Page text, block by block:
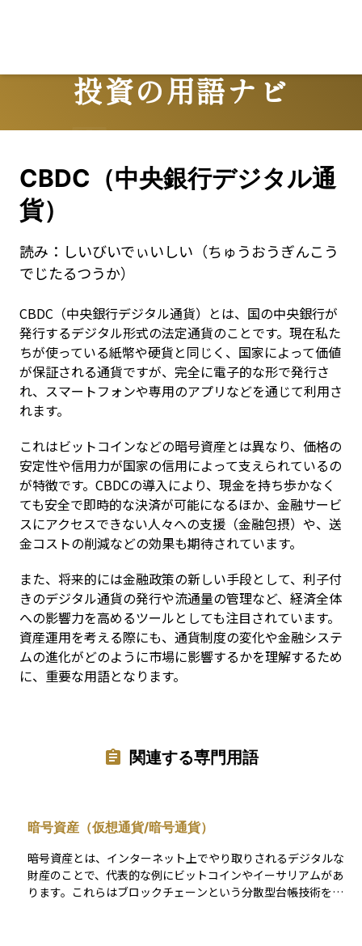
投資の用語ナビ
Terms
CBDC（中央銀行デジタル通
貨）
読み： しいびいでぃいしい（ちゅうおうぎんこう
でじたるつうか）
CBDC（中央銀行デジタル通貨）とは、国の中央銀行が
発行するデジタル形式の法定通貨のことです。現在私た
ちが使っている紙幣や硬貨と同じく、国家によって価値
が保証される通貨ですが、完全に電子的な形で発行さ
れ、スマートフォンや専用のアプリなどを通じて利用さ
れます。
これはビットコインなどの暗号資産とは異なり、価格の
安定性や信用力が国家の信用によって支えられているの
が特徴です。CBDCの導入により、現金を持ち歩かなく
ても安全で即時的な決済が可能になるほか、金融サービ
スにアクセスできない人々への支援（金融包摂）や、送
金コストの削減などの効果も期待されています。
また、将来的には金融政策の新しい手段として、利子付
きのデジタル通貨の発行や流通量の管理など、経済全体
への影響力を高めるツールとしても注目されています。
資産運用を考える際にも、通貨制度の変化や金融システ
ムの進化がどのように市場に影響するかを理解するため
に、重要な用語となります。
関連する専門用語
暗号資産（仮想通貨/暗号通貨）
暗号資産とは、インターネット上でやり取りされるデジタルな
財産のことで、代表的な例にビットコインやイーサリアムがあ
ります。これらはブロックチェーンという分散型台帳技術を基